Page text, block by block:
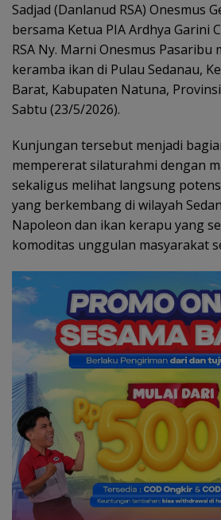
Sadjad (Danlanud RSA) Onesmus
bersama Ketua PIA Ardhya Garini
RSA Ny. Marni Onesmus
keramba ikan di Pulau Sedanau,
Barat, Kabupaten Natuna,
Sabtu (23/5/2026).
Kunjungan tersebut menjadi
mempererat silaturahmi dengan
sekaligus melihat langsung
yang berkembang di wilayah
Napoleon dan ikan kerapu yang
komoditas unggulan masyarakat